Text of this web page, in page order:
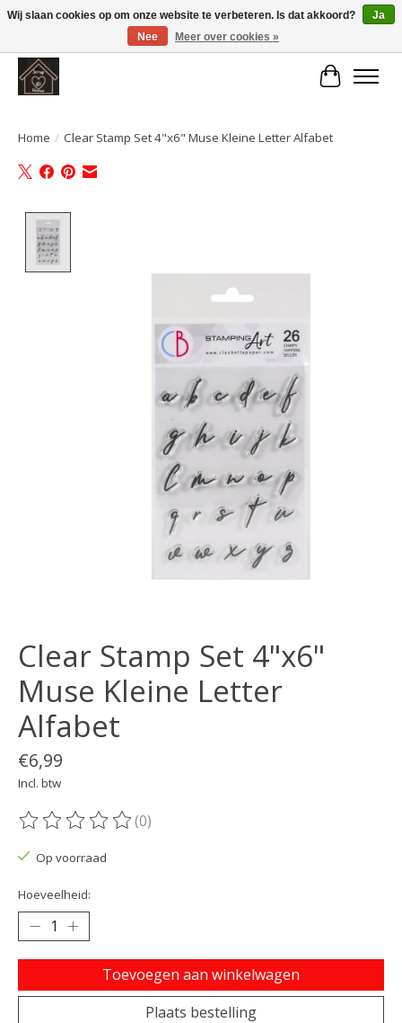
Large selection of products and fast shipping!
Home / Clear Stamp Set 4"x6" Muse Kleine Letter Alfabet
Clear Stamp Set 4"x6"
Muse Kleine Letter
Alfabet
€6,99
Incl. btw
De beoordeling van dit product is
(0)
Op voorraad
Hoeveelheid:
Toevoegen aan winkelwagen
Plaats bestelling
Wij slaan cookies op om onze website te verbeteren. Is dat akkoord?
Ja
Nee
Meer over cookies »